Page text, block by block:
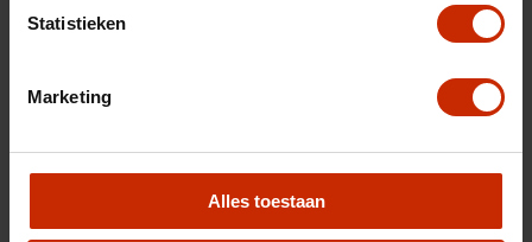
Statistieken
Marketing
Alles toestaan